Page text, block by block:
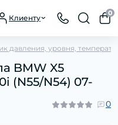
Клиенту
0
давления, уровня,
BMW X5
(N55/N54) 07-
0